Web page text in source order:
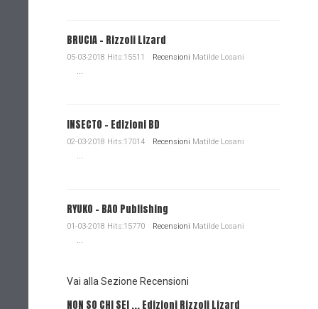
BRUCIA - Rizzoli Lizard
05-03-2018 Hits:15511 Recensioni Matilde Losani
...
INSECTO - Edizioni BD
02-03-2018 Hits:17014 Recensioni Matilde Losani
...
RYUKO - BAO Publishing
01-03-2018 Hits:15770 Recensioni Matilde Losani
...
Vai alla Sezione Recensioni
NON SO CHI SEI ... Edizioni Rizzoli Lizard